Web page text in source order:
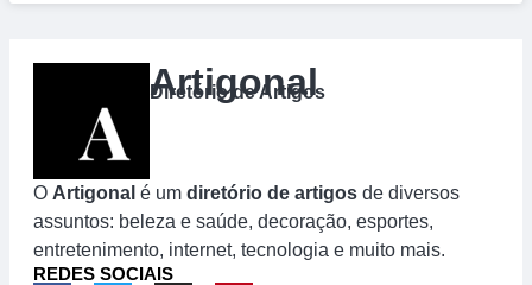
Artigonal
Diretório de Artigos
O Artigonal é um diretório de artigos de diversos
assuntos: beleza e saúde, decoração, esportes,
entretenimento, internet, tecnologia e muito mais.
REDES SOCIAIS